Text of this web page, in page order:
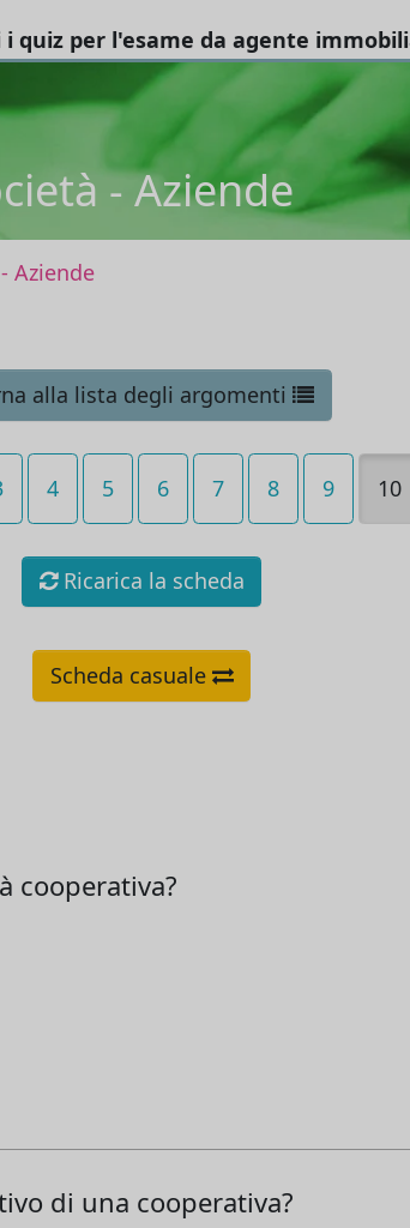
quiz per l'esame da agente
- Aziende
Aziende
alla lista degli argomenti
4 5 6 7 8 9 10
Ricarica la scheda
Scheda casuale
cooperativa?
di una cooperativa?